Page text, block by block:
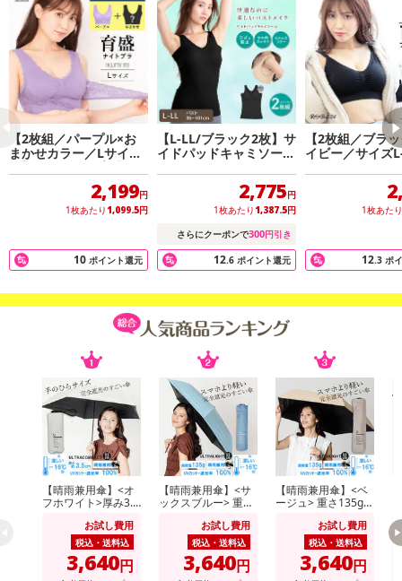
【2枚組／パープル×お
まかせカラー／Lサイ
ズ】ラクブラ24育盛ク
ロスアップブラ｜ナイト
2,199円
1枚あたり 1,099.5円
10 ポイント還元
【L-LL/ブラック2枚】サ
イドパッドキャミソール
2,775円
1枚あたり 1,387.5円
さらにクーポンで300円引き
12.6 ポイント還元
【2枚組／ブラ
イビー／サイズ
付ノンワイヤー
1枚あたり
12.3 ポ
【晴雨兼用傘】<オ
フホワイト>厚み3.5
ズUVカット100％マ
イナス16度
お試し費用
税込・送料込
3,640円
【晴雨兼用傘】<サ
ックスブルー> 重さ
軽いUVカット100％
マイナス16度 UL
お試し費用
税込・送料込
3,640円
【晴雨兼用傘】<ベ
ージュ> 重さ135g！
カット100％マイナ
ス16度 UL
お試し費用
税込・送料込
3,640円